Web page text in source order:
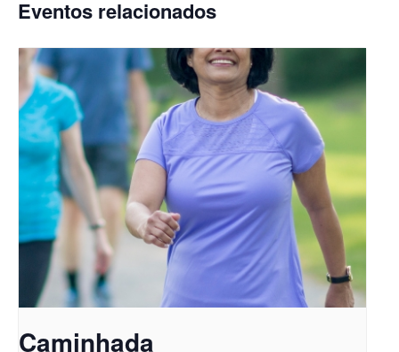
Eventos relacionados
Caminhada